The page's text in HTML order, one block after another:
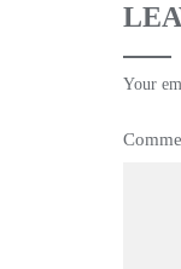
Your